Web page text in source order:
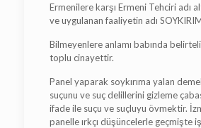
Ermenilere karşı Ermeni Tehciri adı
ve uygulanan faaliyetin adı
Bilmeyenlere anlamı babında
toplu cinayettir.
Panel yaparak soykırıma yalan
suçunu ve suç delillerini gizleme
ifade ile suçu ve suçluyu övmektir.
panelle ırkçı düşüncelerle geçmişte